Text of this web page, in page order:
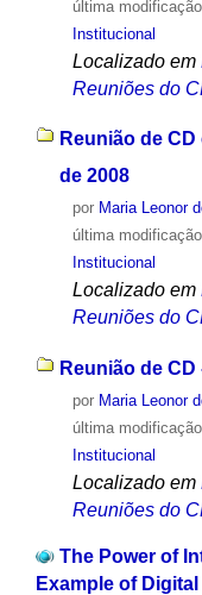
última modificação
Institucional
Localizado em
Reuniões do
Reunião de
de 2008
por Maria Leonor
última modificação
Institucional
Localizado em
Reuniões do
Reunião de CD
por Maria Leonor
última modificação
Institucional
Localizado em
Reuniões do
The Power of
Example of